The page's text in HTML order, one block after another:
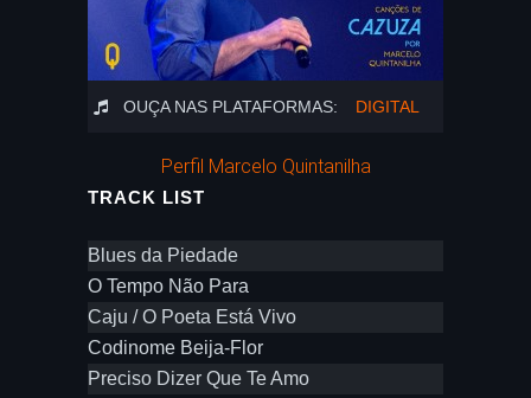
OUÇA NAS PLATAFORMAS: DIGITAL
Perfil Marcelo Quintanilha
TRACK LIST
Blues da Piedade
O Tempo Não Para
Caju / O Poeta Está Vivo
Codinome Beija-Flor
Preciso Dizer Que Te Amo